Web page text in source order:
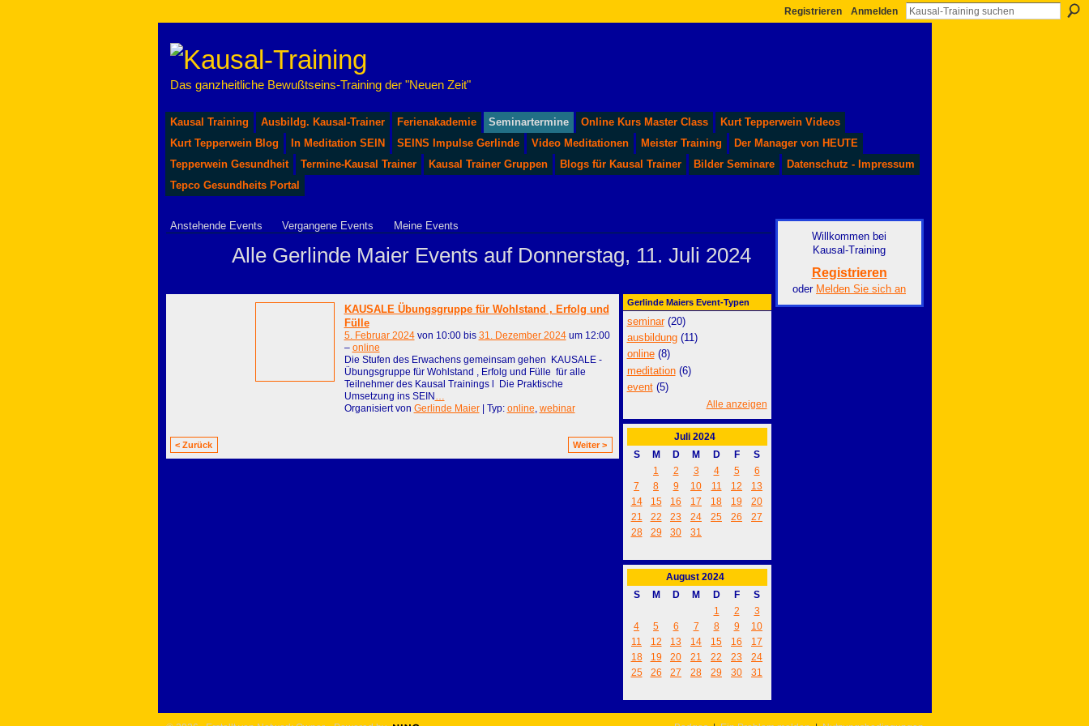
Registrieren Anmelden
Das ganzheitliche Bewußtseins-Training der "Neuen Zeit"
Kausal Training Ausbildg. Kausal-Trainer Ferienakademie Seminartermine Online Kurs Master Class
Kurt Tepperwein Videos
Kurt Tepperwein Blog
In Meditation SEIN SEINS Impulse Gerlinde Video Meditationen Meister Training
Der Manager von HEUTE
Tepperwein Gesundheit
Termine-Kausal Trainer Kausal Trainer Gruppen Blogs für Kausal Trainer Bilder Seminare
Datenschutz - Impressum
Tepco Gesundheits Portal
Anstehende Events Vergangene Events Meine Events
Alle Gerlinde Maier Events auf Donnerstag, 11. Juli 2024
KAUSALE Übungsgruppe für Wohlstand , Erfolg und
Fülle
5. Februar 2024von 10:00 bis 31. Dezember 2024um 12:00
– online
Die Stufen des Erwachens gemeinsam gehen KAUSALE -
Übungsgruppe für Wohlstand , Erfolg und Fülle für alle
Teilnehmer des Kausal Trainings l Die Praktische
Umsetzung ins SEIN …
Organisiert von Gerlinde Maier| Typ: online, webinar
< Zurück Weiter >
Gerlinde Maiers Event-Typen
seminar(20)
ausbildung(11)
online(8)
meditation(6)
event(5)
Alle anzeigen
Juli 2024
S
M D M D F
S
1
2 3 4 5
6
7
8 9 10 11 12
13
14
15 16 17 18 19
20
21
22 23 24 25 26
27
28
29 30 31
August 2024
S
M D M D F
S
1
2
3
4
5 6 7 8 9
10
11
12 13 14 15 16
17
18
19 20 21 22 23
24
25
26 27 28 29 30 31
Willkommen bei
Kausal-Training
Registrieren
oder Melden Sie sich an